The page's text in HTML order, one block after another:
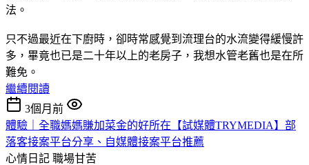
法。
只不過最近在下廚時，卻時常感覺到流理台的水流變得緩慢許
多，畢竟也已是二十年以上的老房子，我想水管老舊也是在所
難免。
繼續閱讀
3個月前
體驗｜全職媽媽賺加菜金的好所在【試媒體TRYMEDIA】部
落客接案平台分享、自媒體接案平台推薦
心情日記 職場甘苦